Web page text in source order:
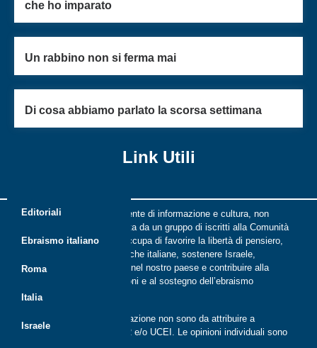
che ho imparato
Un rabbino non si ferma mai
Di cosa abbiamo parlato la scorsa settimana
Link Utili
Editoriali
Ebraismo italiano
Roma
Italia
Israele
Riflessi è una rivista indipendente di informazione e cultura, non
periodica, digitale e on line nata da un gruppo di iscritti alla Comunità
ebraica di Roma. Riflessi si occupa di favorire la libertà di pensiero,
il dialogo tra le comunità ebraiche italiane, sostenere Israele,
promuovere la cultura ebraica nel nostro paese e contribuire alla
crescita delle nuove generazioni e al sostegno dell’ebraismo
italiano.
Le opinioni espresse dalla redazione non sono da attribuire a
nessuna lista presente in CER e/o UCEI. Le opinioni individuali sono